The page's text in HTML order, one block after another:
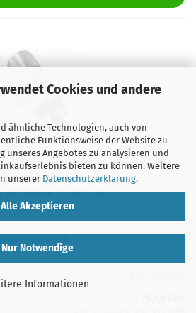
Cookies und andere
ähnliche Technologien, auch von
Funktionsweise der Website zu
unseres Angebotes zu analysieren und
bieten zu können. Weitere
unserer Datenschutzerklärung.
Alle Akzeptieren
Nur Notwendige
Informationen
12 Volt V VW Käfer Typ1 Motor VW
Unterbrecherkontakt und
113 905 115